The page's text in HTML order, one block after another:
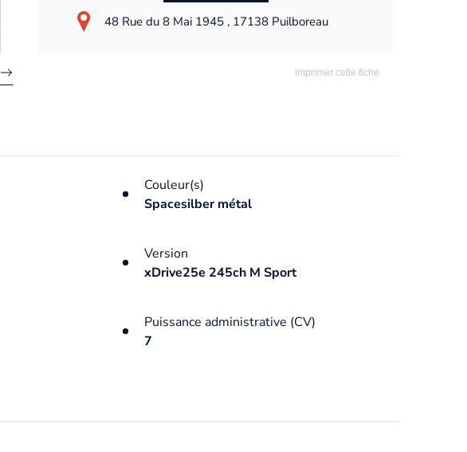
48 Rue du 8 Mai 1945 , 17138 Puilboreau
Imprimer cette fiche
Couleur(s)
Spacesilber métal
Version
xDrive25e 245ch M Sport
Puissance administrative (CV)
7